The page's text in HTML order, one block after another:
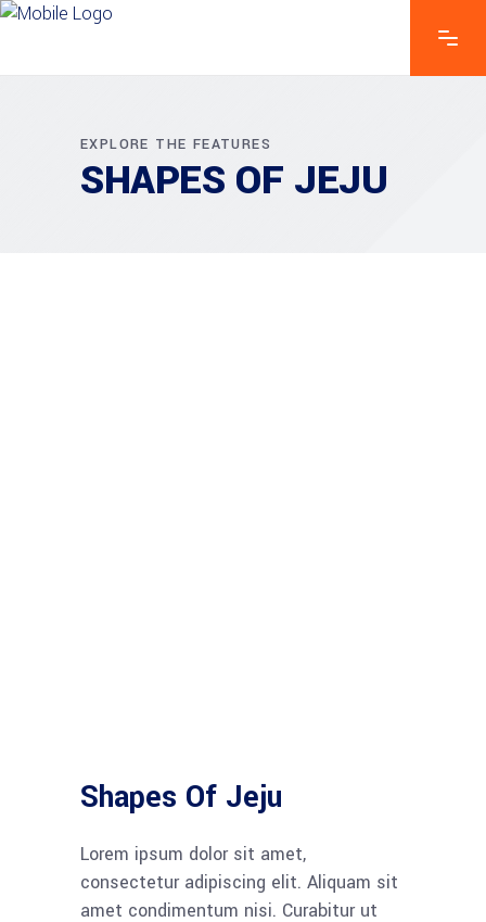
EXPLORE THE FEATURES
SHAPES OF JEJU
Shapes Of Jeju
Lorem ipsum dolor sit amet,
consectetur adipiscing elit. Aliquam sit
amet condimentum nisi. Curabitur ut